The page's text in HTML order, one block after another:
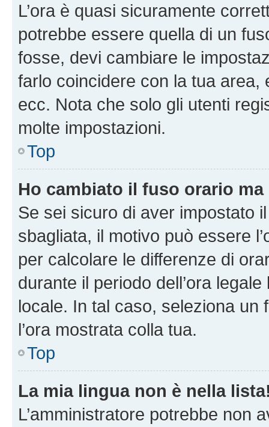
L’ora è quasi sicuramente
potrebbe essere quella di un
fosse, devi cambiare le
farlo coincidere con la tua area,
ecc. Nota che solo gli utenti
molte impostazioni.
Top
Ho cambiato il fuso orario ma
Se sei sicuro di aver impostato
sbagliata, il motivo può essere
per calcolare le differenze di
durante il periodo dell’ora
locale. In tal caso, seleziona
l’ora mostrata colla tua.
Top
La mia lingua non è nella
L’amministratore potrebbe non